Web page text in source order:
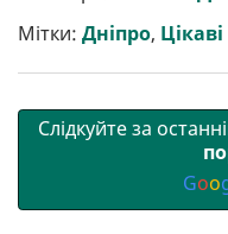
т
и
o
k
r
Мітки: Дніпро, Цікаві
Слідкуйте за
Goo